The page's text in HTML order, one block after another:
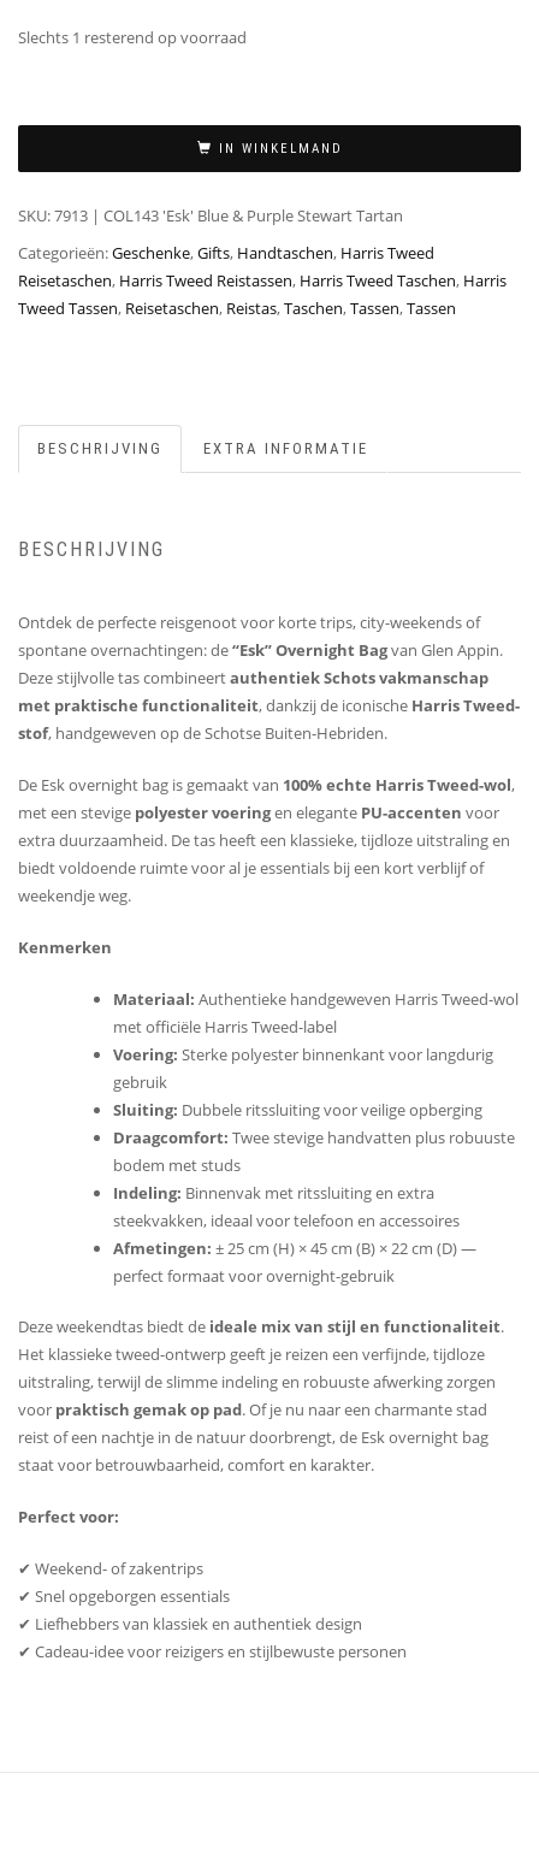
Slechts 1 resterend op voorraad
IN WINKELMAND
SKU:7913 | COL143 'Esk' Blue & Purple Stewart Tartan
Categorieën:Geschenke,Gifts, Handtaschen, Harris Tweed
Reisetaschen, Harris Tweed Reistassen, Harris Tweed Taschen, Harris
Tweed Tassen, Reisetaschen, Reistas,Taschen,Tassen,Tassen
BESCHRIJVING EXTRA INFORMATIE
BESCHRIJVING
Ontdek de perfecte reisgenoot voor korte trips, city-weekends of
spontane overnachtingen: de“Esk” Overnight Bagvan Glen Appin.
Deze stijlvolle tas combineertauthentiek Schots vakmanschap
met praktische functionaliteit, dankzij de iconische Harris Tweed-
stof, handgeweven op de Schotse Buiten-Hebriden.
De Esk overnight bag is gemaakt van 100% echte Harris Tweed-wol,
met een stevige polyester voeringen elegante PU-accenten voor
extra duurzaamheid. De tas heeft een klassieke, tijdloze uitstraling en
biedt voldoende ruimte voor al je essentials bij een kort verblijf of
weekendje weg.
Kenmerken
Materiaal: Authentieke handgeweven Harris Tweed-wol
met officiële Harris Tweed-label
Voering: Sterke polyester binnenkant voor langdurig
gebruik
Sluiting: Dubbele ritssluiting voor veilige opberging
Draagcomfort: Twee stevige handvatten plus robuuste
bodem met studs
Indeling: Binnenvak met ritssluiting en extra
steekvakken, ideaal voor telefoon en accessoires
Afmetingen: ± 25 cm (H) × 45 cm (B) × 22 cm (D) —
perfect formaat voor overnight-gebruik
Deze weekendtas biedt de ideale mix van stijl en functionaliteit.
Het klassieke tweed-ontwerp geeft je reizen een verfijnde, tijdloze
uitstraling, terwijl de slimme indeling en robuuste afwerking zorgen
voor praktisch gemak op pad. Of je nu naar een charmante stad
reist of een nachtje in de natuur doorbrengt, de Esk overnight bag
staat voor betrouwbaarheid, comfort en karakter.
Perfect voor:
✔ Weekend- of zakentrips
✔ Snel opgeborgen essentials
✔ Liefhebbers van klassiek en authentiek design
✔ Cadeau-idee voor reizigers en stijlbewuste personen